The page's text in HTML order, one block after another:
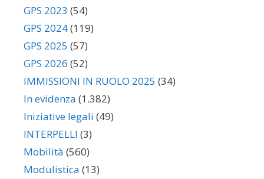
GPS 2023 (54)
GPS 2024(119)
GPS 2025 (57)
GPS 2026 (52)
IMMISSIONI IN RUOLO 2025 (34)
In evidenza (1.382)
Iniziative legali (49)
INTERPELLI (3)
Mobilità (560)
Modulistica (13)